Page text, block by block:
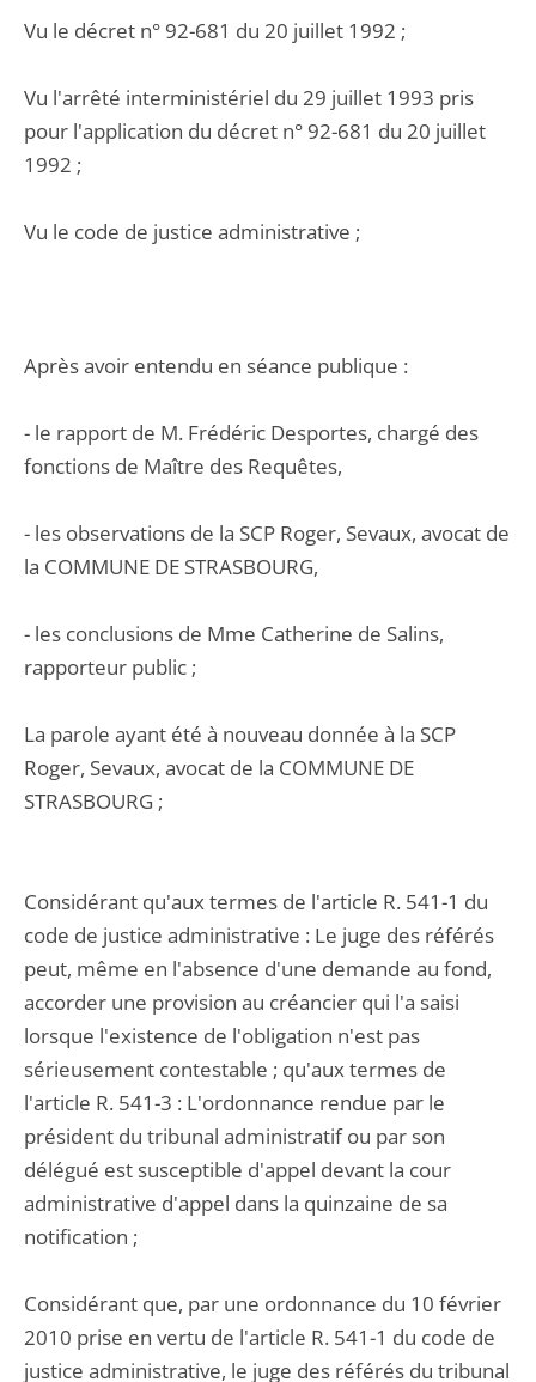
Vu le décret n° 92-681 du 20 juillet 1992 ;
Vu l'arrêté interministériel du 29 juillet 1993 pris
pour l'application du décret n° 92-681 du 20 juillet
1992 ;
Vu le code de justice administrative ;
Après avoir entendu en séance publique :
- le rapport de M. Frédéric Desportes, chargé des
fonctions de Maître des Requêtes,
- les observations de la SCP Roger, Sevaux, avocat de
la COMMUNE DE STRASBOURG,
- les conclusions de Mme Catherine de Salins,
rapporteur public ;
La parole ayant été à nouveau donnée à la SCP
Roger, Sevaux, avocat de la COMMUNE DE
STRASBOURG ;
Considérant qu'aux termes de l'article R. 541-1 du
code de justice administrative : Le juge des référés
peut, même en l'absence d'une demande au fond,
accorder une provision au créancier qui l'a saisi
lorsque l'existence de l'obligation n'est pas
sérieusement contestable ; qu'aux termes de
l'article R. 541-3 : L'ordonnance rendue par le
président du tribunal administratif ou par son
délégué est susceptible d'appel devant la cour
administrative d'appel dans la quinzaine de sa
notification ;
Considérant que, par une ordonnance du 10 février
2010 prise en vertu de l'article R. 541-1 du code de
justice administrative, le juge des référés du tribunal